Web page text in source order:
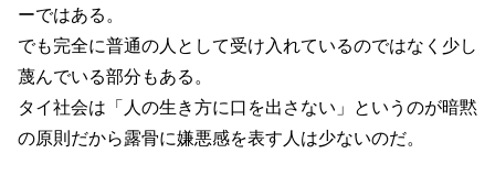
ーではある。
でも完全に普通の人として受け入れているのではなく少し
蔑んでいる部分もある。
タイ社会は「人の生き方に口を出さない」というのが暗黙
の原則だから露骨に嫌悪感を表す人は少ないのだ。